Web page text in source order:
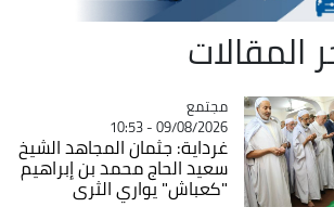
المقالات
Catégorie
مجتمع
09/08/2026 - 10:53
غرداية: جثمان المجاهد الشيخ
سعيد الحاج محمد بن إبراهيم
"كعباش" يواري الثرى